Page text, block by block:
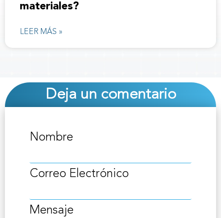
materiales?
LEER MÁS »
Deja un comentario
Nombre
Correo Electrónico
Mensaje